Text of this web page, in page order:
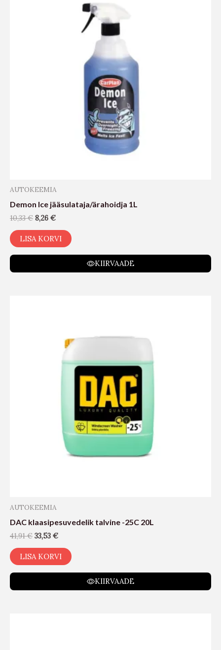
AUTOKEEMIA
Demon Ice jääsulataja/ärahoidja 1L
10,33€ 8,26 €
LISA KORVI
KIIRVAADE
AUTOKEEMIA
DAC klaasipesuvedelik talvine -25C 20L
41,91€ 33,53 €
LISA KORVI
KIIRVAADE